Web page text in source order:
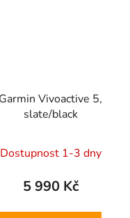
Garmin Vivoactive 5,
slate/black
Dostupnost 1-3 dny
5 990 Kč